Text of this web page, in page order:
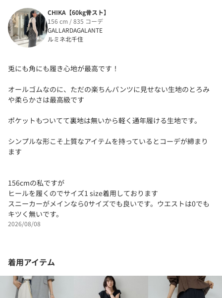
CHIKA【60kg骨スト】
156 cm / 835 コーデ
GALLARDAGALANTE
ルミネ北千住
兎にも角にも履き心地が最高です！
オールゴムなのに、ただの楽ちんパンツに見せない生地のとろみ
や柔らかさは最高級です
ポケットもついてて裏地は無いから軽く通年履ける生地です。
シンプルな形こそ上質なアイテムを持っているとコーデが締まり
ます
156cmの私ですが
ヒールを履くのでサイズ1 size着用しております
スニーカーがメインなら0サイズでも良いです。ウエストは0でも
キツく無いです。
2026/08/08
着用アイテム